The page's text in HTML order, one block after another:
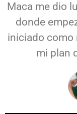
Maca me dio
donde
iniciado como
mi plan